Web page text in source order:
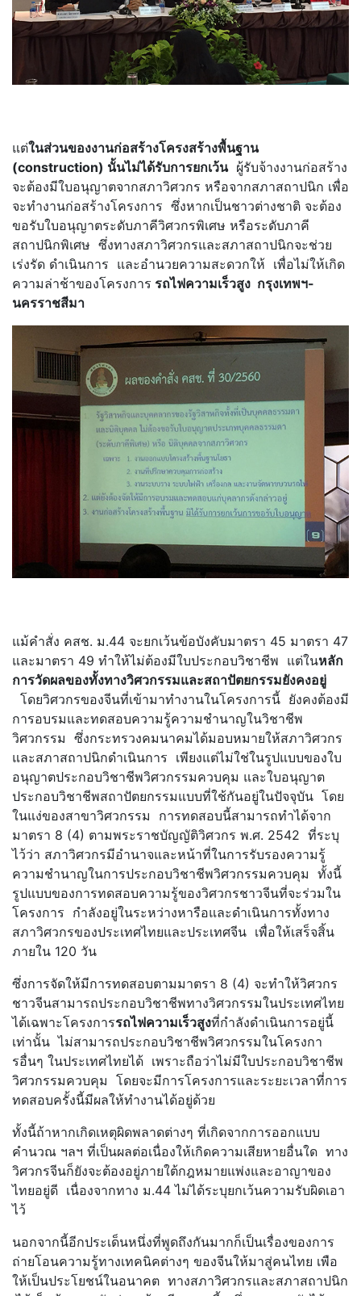
แต่ในส่วนของงานก่อสร้างโครงสร้างพื้นฐาน
(construction) นั้นไม่ได้รับการยกเว้นผู้รับจ้างงานก่อสร้าง
จะต้องมีใบอนุญาตจากสภาวิศวกร หรือจากสภาสถาปนิก เพื่อ
จะทำงานก่อสร้างโครงการ ซึ่งหากเป็นชาวต่างชาติ จะต้อง
ขอรับใบอนุญาตระดับภาคีวิศวกรพิเศษ หรือระดับภาคี
สถาปนิกพิเศษ ซึ่งทางสภาวิศวกรและสภาสถาปนิกจะช่วย
เร่งรัด ดำเนินการ และอำนวยความสะดวกให้ เพื่อไม่ให้เกิด
ความล่าช้าของโครงการ รถไฟความเร็วสูง กรุงเทพฯ-
นครราชสีมา
แม้คำสั่ง คสช. ม.44 จะยกเว้นข้อบังคับมาตรา 45 มาตรา 47
และมาตรา 49 ทำให้ไม่ต้องมีใบประกอบวิชาชีพ แต่ในหลัก
การวัดผลของทั้งทางวิศวกรรมและสถาปัตยกรรมยังคงอยู่
โดยวิศวกรของจีนที่เข้ามาทำงานในโครงการนี้ ยังคงต้องมี
การอบรมและทดสอบความรู้ความชำนาญในวิชาชีพ
วิศวกรรม ซึ่งกระทรวงคมนาคมได้มอบหมายให้สภาวิศวกร
และสภาสถาปนิกดำเนินการ เพียงแต่ไม่ใช่ในรูปแบบของใบ
อนุญาตประกอบวิชาชีพวิศวกรรมควบคุม และใบอนุญาต
ประกอบวิชาชีพสถาปัตยกรรมแบบที่ใช้กันอยู่ในปัจจุบัน โดย
ในแง่ของสาขาวิศวกรรม การทดสอบนี้สามารถทำได้จาก
มาตรา 8 (4) ตามพระราชบัญญัติวิศวกร พ.ศ. 2542 ที่ระบุ
ไว้ว่า สภาวิศวกรมีอำนาจและหน้าที่ในการรับรองความรู้
ความชำนาญในการประกอบวิชาชีพวิศวกรรมควบคุม ทั้งนี้
รูปแบบของการทดสอบความรู้ของวิศวกรชาวจีนที่จะร่วมใน
โครงการ กำลังอยู่ในระหว่างหารือและดำเนินการทั้งทาง
สภาวิศวกรของประเทศไทยและประเทศจีน เพื่อให้เสร็จสิ้น
ภายใน 120 วัน
ซึ่งการจัดให้มีการทดสอบตามมาตรา 8 (4) จะทำให้วิศวกร
ชาวจีนสามารถประกอบวิชาชีพทางวิศวกรรมในประเทศไทย
ได้เฉพาะโครงการรถไฟความเร็วสูงที่กำลังดำเนินการอยู่นี้
เท่านั้น ไม่สามารถประกอบวิชาชีพวิศวกรรมในโครงกา
รอื่นๆ ในประเทศไทยได้ เพราะถือว่าไม่มีใบประกอบวิชาชีพ
วิศวกรรมควบคุม โดยจะมีการโครงการและระยะเวลาที่การ
ทดสอบครั้งนี้มีผลให้ทำงานได้อยู่ด้วย
ทั้งนี้ถ้าหากเกิดเหตุผิดพลาดต่างๆ ที่เกิดจากการออกแบบ
คำนวณ ฯลฯ ที่เป็นผลต่อเนื่องให้เกิดความเสียหายอื่นใด ทาง
วิศวกรจีนก็ยังจะต้องอยู่ภายใต้กฎหมายแพ่งและอาญาของ
ไทยอยู่ดี เนื่องจากทาง ม.44 ไม่ได้ระบุยกเว้นความรับผิดเอา
ไว้
นอกจากนี้อีกประเด็นหนึ่งที่พูดถึงกันมากก็เป็นเรื่องของการ
ถ่ายโอนความรู้ทางเทคนิคต่างๆ ของจีนให้มาสู่คนไทย เพือ
ให้เป็นประโยชน์ในอนาคต ทางสภาวิศวกรและสภาสถาปนิก